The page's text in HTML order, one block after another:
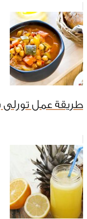
طريقة عمل تورلى